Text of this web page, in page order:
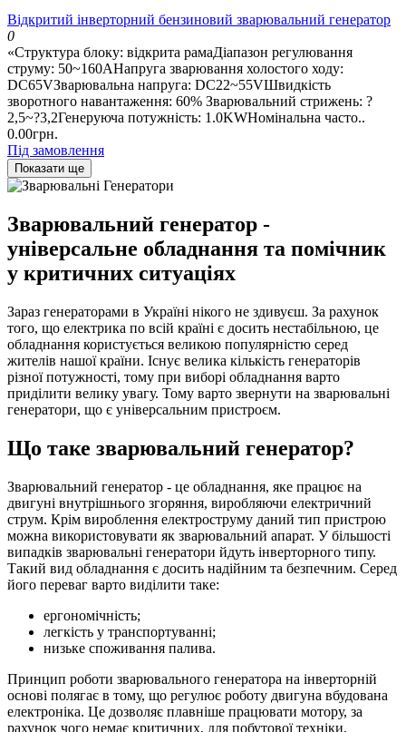
Відкритий інверторний бензиновий зварювальний генератор
0
«Структура блоку: відкрита рамаДіапазон регулювання
струму: 50~160AНапруга зварювання холостого ходу:
DC65VЗварювальна напруга: DC22~55VШвидкість
зворотного навантаження: 60% Зварювальний стрижень: ?
2,5~?3,2Генеруюча потужність: 1.0KWНомінальна часто..
0.00грн.
Під замовлення
Показати ще
Зварювальний генератор -
універсальне обладнання та помічник
у критичних ситуаціях
Зараз генераторами в Україні нікого не здивуєш. За рахунок
того, що електрика по всій країні є досить нестабільною, це
обладнання користується великою популярністю серед
жителів нашої країни. Існує велика кількість генераторів
різної потужності, тому при виборі обладнання варто
приділити велику увагу. Тому варто звернути на зварювальні
генератори, що є універсальним пристроєм.
Що таке зварювальний генератор?
Зварювальний генератор - це обладнання, яке працює на
двигуні внутрішнього згоряння, виробляючи електричний
струм. Крім вироблення електроструму даний тип пристрою
можна використовувати як зварювальний апарат. У більшості
випадків зварювальні генератори йдуть інверторного типу.
Такий вид обладнання є досить надійним та безпечним. Серед
його переваг варто виділити таке:
ергономічність;
легкість у транспортуванні;
низьке споживання палива.
Принцип роботи зварювального генератора на інверторній
основі полягає в тому, що регулює роботу двигуна вбудована
електроніка. Це дозволяє плавніше працювати мотору, за
рахунок чого немає критичних, для побутової техніки,